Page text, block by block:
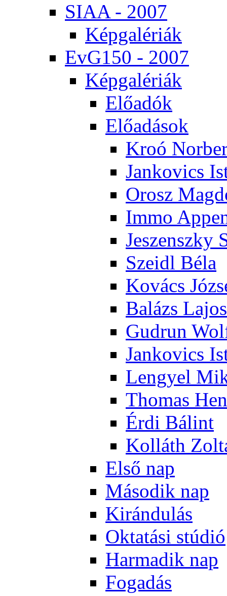
SI­AA - 2007
Kép­ga­lé­ri­ák
EvG150 - 2007
Kép­ga­lé­ri­ák
Elő­adók
Elő­adá­sok
Kroó
Jan­ko­vics
Orosz
Im­mo
Je­szensz­ky
Szeidl Bé­la
Ko­vács
Ba­lázs La­jos
Gud­run
Jan­ko­vics
Len­gyel
Tho­mas
Ér­di Bá­lint
Kol­láth
El­ső nap
Má­so­dik nap
Ki­rán­du­lás
Ok­ta­tá­si stú­dió
Har­ma­dik nap
Fo­ga­dás